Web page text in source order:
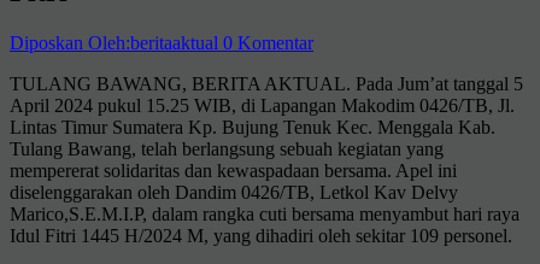
Diposkan Oleh:beritaaktual 0 Komentar
TULANG BAWANG, BERITA AKTUAL. Pada Jum’at tanggal 5
April 2024 pukul 15.25 WIB, di Lapangan Makodim 0426/TB, Jl.
Lintas Timur Sumatera Kp. Bujung Tenuk Kec. Menggala Kab.
Tulang Bawang, telah berlangsung sebuah kegiatan yang
mempererat solidaritas dan kewaspadaan bersama. Apel ini
diselenggarakan oleh Dandim 0426/TB, Letkol Kav Delvy
Marico,S.E.M.I.P, dalam rangka cuti bersama menyambut hari raya
Idul Fitri 1445 H/2024 M, yang dihadiri oleh sekitar 109 personel.